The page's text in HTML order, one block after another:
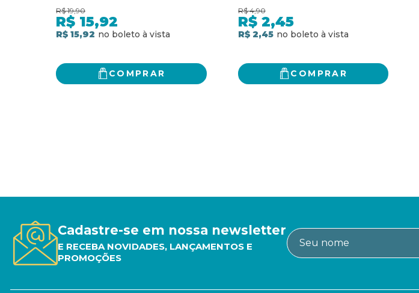
R$ 19,90
R$ 15,92
R$ 15,92
COMPRAR
R$ 4,90
R$ 2,45
R$ 2,45
COMPRAR
Cadastre-se em nossa newsletter
E RECEBA NOVIDADES, LANÇAMENTOS E
PROMOÇÕES